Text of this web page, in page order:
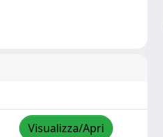
Visualizza/Apri